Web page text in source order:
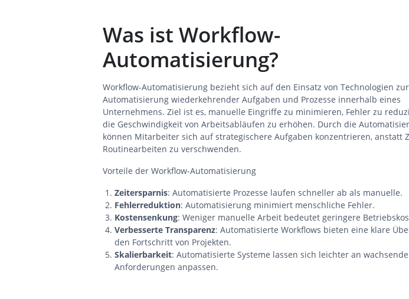
Was ist Workflow-
Automatisierung?
Workflow-Automatisierung bezieht sich auf den Einsatz von Technologien zur
Automatisierung wiederkehrender Aufgaben und Prozesse innerhalb eines
Unternehmens. Ziel ist es, manuelle Eingriffe zu minimieren, Fehler zu
die Geschwindigkeit von Arbeitsabläufen zu erhöhen. Durch die
können Mitarbeiter sich auf strategischere Aufgaben konzentrieren, anstatt
Routinearbeiten zu verschwenden.
Vorteile der Workflow-Automatisierung
Zeitersparnis: Automatisierte Prozesse laufen schneller ab als manuelle.
Fehlerreduktion: Automatisierung minimiert menschliche Fehler.
Kostensenkung: Weniger manuelle Arbeit bedeutet geringere
Verbesserte Transparenz: Automatisierte Workflows bieten eine klare
den Fortschritt von Projekten.
Skalierbarkeit: Automatisierte Systeme lassen sich leichter an wachsende
Anforderungen anpassen.